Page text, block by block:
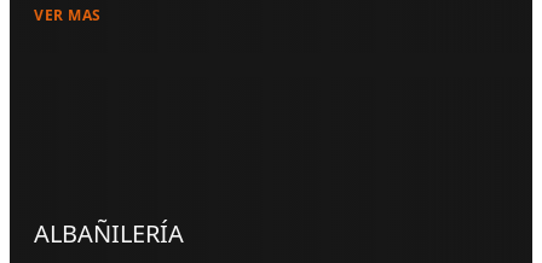
VER MAS
ALBAÑILERÍA